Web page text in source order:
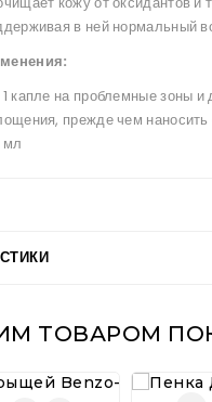
в ней нормальный
капле на проблемные зоны и
прежде чем
мл
ТОВАРОМ